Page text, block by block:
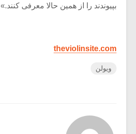
بپیوندند را از همین حالا معرفی کنند.»
theviolinsite.com
ویولن